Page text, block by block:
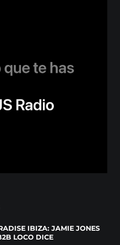
IBIZA: JAMIE JONES
LOCO DICE